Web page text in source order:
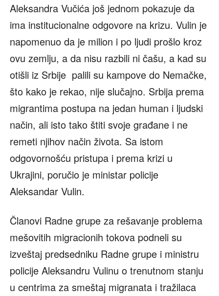
Aleksandra Vučića još jednom pokazuje da
ima institucionalne odgovore na krizu. Vulin je
napomenuo da je milion i po ljudi prošlo kroz
ovu zemlju, a da nisu razbili ni čašu, a kad su
otišli iz Srbije palili su kampove do Nemačke,
što kako je rekao, nije slučajno. Srbija prema
migrantima postupa na jedan human i ljudski
način, ali isto tako štiti svoje građane i ne
remeti njihov način života. Sa istom
odgovornošću pristupa i prema krizi u
Ukrajini, poručio je ministar policije
Aleksandar Vulin.
Članovi Radne grupe za rešavanje problema
mešovitih migracionih tokova podneli su
izveštaj predsedniku Radne grupe i ministru
policije Aleksandru Vulinu o trenutnom stanju
u centrima za smeštaj migranata i tražilaca